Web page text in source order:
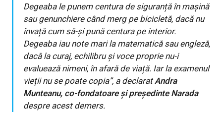
Degeaba le punem centura de siguranță în mașină
sau genunchiere când merg pe bicicletă, dacă nu
învață cum să-și pună centura pe interior.
Degeaba iau note mari la matematică sau engleză,
dacă la curaj, echilibru și voce proprie nu-i
evaluează nimeni, în afară de viață. Iar la examenul
vieții nu se poate copia”, a declaratAndra
Munteanu, co-fondatoare și președinte Narada
despre acest demers.